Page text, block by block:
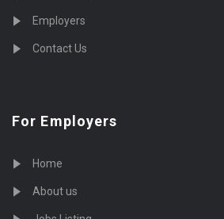
Employers
Contact Us
For Employers
Home
About us